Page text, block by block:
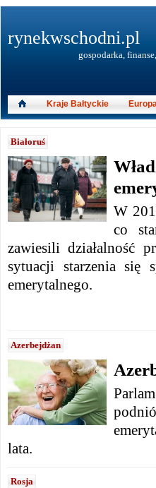
Białoruś
W
co
zawiesili działalność
sytuacji starzenia się
emerytalnego.
Azerbejdżan
lata.
Rosja
rynekwschodni.pl
gospodarka,
Kraje Bałtyckie